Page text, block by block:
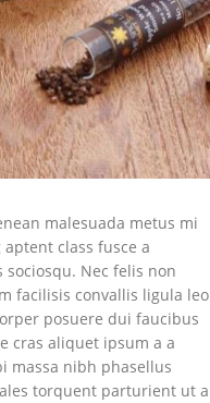
malesuada metus mi
class fusce a
Nec felis non
facilisis convallis ligula leo
posuere dui faucibus
cras aliquet ipsum a a
massa nibh phasellus
torquent parturient ut a